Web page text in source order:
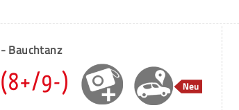
Bauchtanz
(8+/9-)